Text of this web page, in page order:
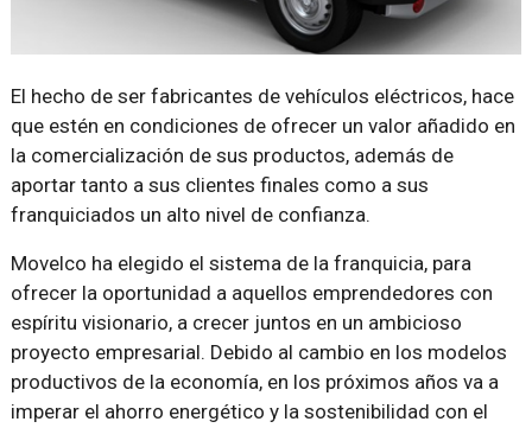
El hecho de ser fabricantes de vehículos eléctricos, hace
que estén en condiciones de ofrecer un valor añadido en
la comercialización de sus productos, además de
aportar tanto a sus clientes finales como a sus
franquiciados un alto nivel de confianza.
Movelco ha elegido el sistema de la franquicia, para
ofrecer la oportunidad a aquellos emprendedores con
espíritu visionario, a crecer juntos en un ambicioso
proyecto empresarial. Debido al cambio en los modelos
productivos de la economía, en los próximos años va a
imperar el ahorro energético y la sostenibilidad con el